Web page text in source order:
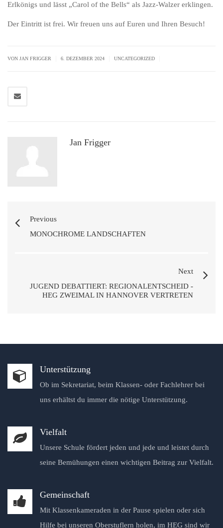
Erlkönigs und lässt „Carol of the Bells“ als Jazz-Walzer erklingen.
Der Eintritt ist frei. Wir freuen uns auf Euren und Ihren Besuch!
VON JAN FRIGGER 6. DEZEMBER 2024 UNCATEGORIZED
Jan Frigger
Previous
MONOCHROME LANDSCHAFTEN
Next
JUGEND DEBATTIERT: REGIONALENTSCHEID -
HEG ZWEIMAL IN HANNOVER VERTRETEN
Unterstützung
Ob im Sekretariat, beim Klassen- oder Fachlehrer bei
uns erhältst du immer die nötige Unterstützung.
Vielfalt
Unsere Schule fördert jeden und jede und leistet durch
seine Bemühungen einen wichtigen Beitrag zur Vielfalt.
Gemeinschaft
Mit Klassenkameraden in der Pause spielen oder sich
Hilfe bei unseren Oberstuflern holen, im HEG sind wir